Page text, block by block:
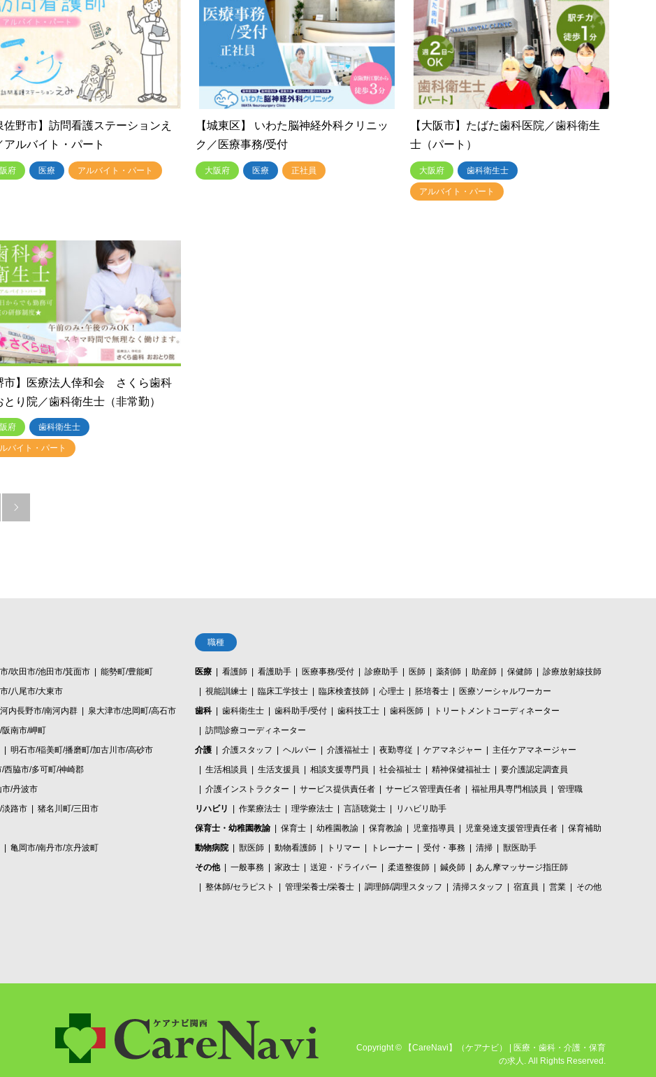
佐野市】訪問看護ステーションえ
アルバイト・パート
府 医療 アルバイト・パート
【城東区】 いわた脳神経外科クリニッ
ク／医療事務/受付
大阪府 医療 正社員
【大阪市】たばた歯科医院／歯科衛生
士（パート）
大阪府 歯科衛生士
アルバイト・パート
市】医療法人倖和会 さくら歯科
とり院／歯科衛生士（非常勤）
府 歯科衛生士
バイト・パート

/吹田市/池田市/箕面市
能勢町/豊能町
/八尾市/大東市
河内長野市/南河内群
泉大津市/忠岡町/高石市
阪南市/岬町
明石市/稲美町/播磨町/加古川市/高砂市
西脇市/多可町/神崎郡
市/丹波市
淡路市
猪名川町/三田市
亀岡市/南丹市/京丹波町
職種
医療 看護師 看護助手 医療事務/受付 診療助手 医師 薬剤師 助産師 保健師
診療放射線技師
視能訓練士
臨床工学技士 臨床検査技師 心理士 胚培養士
医療ソーシャルワーカー
歯科
歯科衛生士 歯科助手/受付 歯科技工士 歯科医師
トリートメントコーディネーター
訪問診療コーディネーター
介護
介護スタッフ ヘルパー 介護福祉士 夜勤専従 ケアマネジャー
主任ケアマネージャー
生活相談員
生活支援員 相談支援専門員 社会福祉士 精神保健福祉士
要介護認定調査員
介護インストラクター
サービス提供責任者 サービス管理責任者 福祉用具専門相談員
管理職
リハビリ
作業療法士 理学療法士 言語聴覚士
リハビリ助手
保育士・幼稚園教諭
保育士 幼稚園教諭 保育教諭 児童指導員 児童発達支援管理責任者
保育補助
動物病院
獣医師 動物看護師 トリマー トレーナー 受付・事務 清掃
獣医助手
その他
一般事務 家政士 送迎・ドライバー 柔道整復師 鍼灸師
あん摩マッサージ指圧師
整体師/セラピスト
管理栄養士/栄養士 調理師/調理スタッフ 清掃スタッフ 宿直員 営業 その他
Copyright©
【CareNavi】（ケアナビ） | 医療・歯科・介護・保育
の求人‎ . All Rights Reserved.